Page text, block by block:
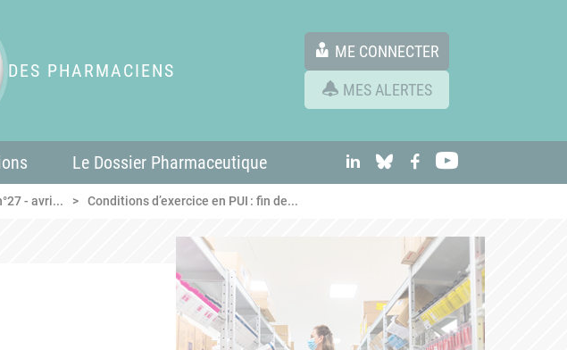
DES PHARMACIENS
ME CONNECTER
MES ALERTES
Le Dossier Pharmaceutique linkedInBlueskyFacebook
- avri... Conditions d’exercice en PUI : fin de...